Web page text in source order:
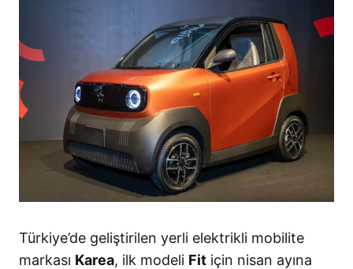
Türkiye’de geliştirilen yerli elektrikli mobilite
markası Karea, ilk modeli Fit için nisan ayına